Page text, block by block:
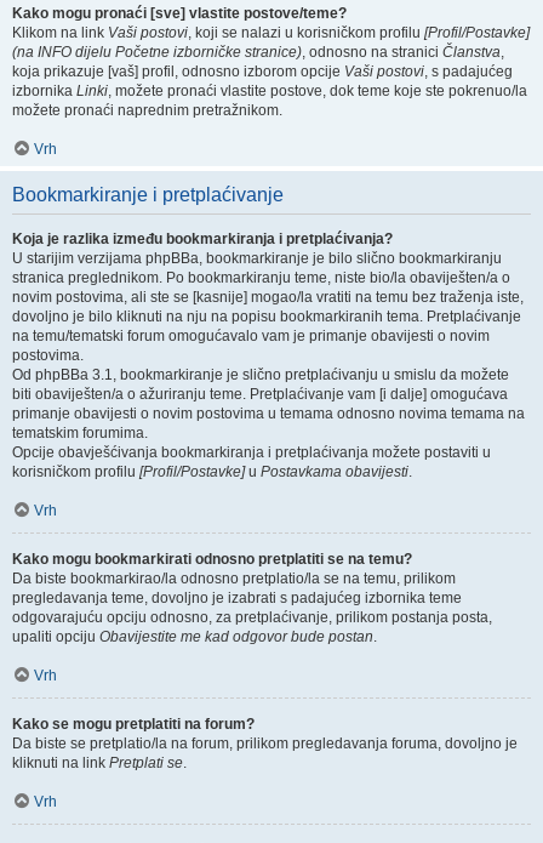
Kako mogu pronaći [sve] vlastite postove/teme?
Klikom na link Vaši postovi, koji se nalazi u korisničkom profilu [Profil/Postavke]
(na INFO dijelu Početne izborničke stranice), odnosno na stranici Članstva,
koja prikazuje [vaš] profil, odnosno izborom opcije Vaši postovi, s padajućeg
izbornika Linki, možete pronaći vlastite postove, dok teme koje ste pokrenuo/la
možete pronaći naprednim pretražnikom.
Vrh
Bookmarkiranje i pretplaćivanje
Koja je razlika između bookmarkiranja i pretplaćivanja?
U starijim verzijama phpBBa, bookmarkiranje je bilo slično bookmarkiranju
stranica preglednikom. Po bookmarkiranju teme, niste bio/la obaviješten/a o
novim postovima, ali ste se [kasnije] mogao/la vratiti na temu bez traženja iste,
dovoljno je bilo kliknuti na nju na popisu bookmarkiranih tema. Pretplaćivanje
na temu/tematski forum omogućavalo vam je primanje obavijesti o novim
postovima.
Od phpBBa 3.1, bookmarkiranje je slično pretplaćivanju u smislu da možete
biti obaviješten/a o ažuriranju teme. Pretplaćivanje vam [i dalje] omogućava
primanje obavijesti o novim postovima u temama odnosno novima temama na
tematskim forumima.
Opcije obavješćivanja bookmarkiranja i pretplaćivanja možete postaviti u
korisničkom profilu [Profil/Postavke]u Postavkama obavijesti.
Vrh
Kako mogu bookmarkirati odnosno pretplatiti se na temu?
Da biste bookmarkirao/la odnosno pretplatio/la se na temu, prilikom
pregledavanja teme, dovoljno je izabrati s padajućeg izbornika teme
odgovarajuću opciju odnosno, za pretplaćivanje, prilikom postanja posta,
upaliti opciju Obavijestite me kad odgovor bude postan.
Vrh
Kako se mogu pretplatiti na forum?
Da biste se pretplatio/la na forum, prilikom pregledavanja foruma, dovoljno je
kliknuti na link Pretplati se.
Vrh